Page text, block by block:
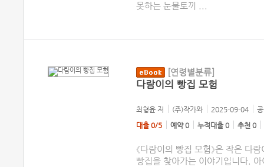
못하는 눈물토끼
[연령별분류]
다람이의 빵집 모험
최형윤 저 (주)작가와 2025-09-04
대출 0/5
예약 0 누적대출 0 추천 0
《다람이의 빵집 모험》은 작은 다
빵집을 찾아가는 이야기입니다.